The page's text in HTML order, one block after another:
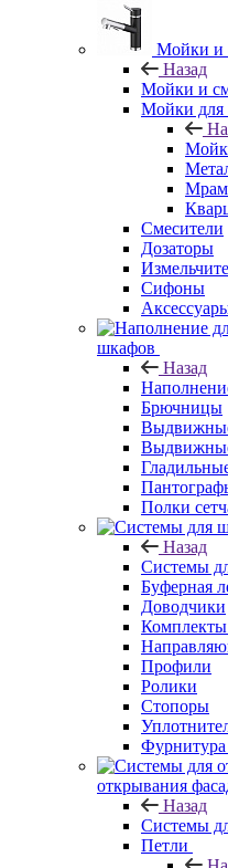
Мойки и
Назад
Мойки и
Мойки для
Смесители
Дозаторы
Сифоны
шкафов
Назад
Брючницы
Полки
Назад
Системы
Буферная
Доводчики
Комплекты
Профили
Ролики
Стопоры
открывания
Назад
Системы
Петли